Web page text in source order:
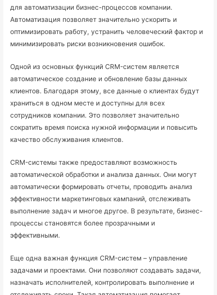
для автоматизации бизнес-процессов компании.
Автоматизация позволяет значительно ускорить и
оптимизировать работу, устранить человеческий фактор и
минимизировать риски возникновения ошибок.
Одной из основных функций CRM-систем является
автоматическое создание и обновление базы данных
клиентов. Благодаря этому, все данные о клиентах будут
храниться в одном месте и доступны для всех
сотрудников компании. Это позволяет значительно
сократить время поиска нужной информации и повысить
качество обслуживания клиентов.
CRM-системы также предоставляют возможность
автоматической обработки и анализа данных. Они могут
автоматически формировать отчеты, проводить анализ
эффективности маркетинговых кампаний, отслеживать
выполнение задач и многое другое. В результате, бизнес-
процессы становятся более прозрачными и
эффективными.
Еще одна важная функция CRM-систем – управление
задачами и проектами. Они позволяют создавать задачи,
назначать исполнителей, контролировать выполнение и